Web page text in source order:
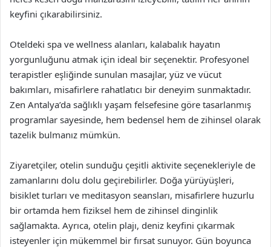
keyfini çıkarabilirsiniz.
Oteldeki spa ve wellness alanları, kalabalık hayatın
yorgunluğunu atmak için ideal bir seçenektir. Profesyonel
terapistler eşliğinde sunulan masajlar, yüz ve vücut
bakımları, misafirlere rahatlatıcı bir deneyim sunmaktadır.
Zen Antalya’da sağlıklı yaşam felsefesine göre tasarlanmış
programlar sayesinde, hem bedensel hem de zihinsel olarak
tazelik bulmanız mümkün.
Ziyaretçiler, otelin sunduğu çeşitli aktivite seçenekleriyle de
zamanlarını dolu dolu geçirebilirler. Doğa yürüyüşleri,
bisiklet turları ve meditasyon seansları, misafirlere huzurlu
bir ortamda hem fiziksel hem de zihinsel dinginlik
sağlamakta. Ayrıca, otelin plajı, deniz keyfini çıkarmak
isteyenler için mükemmel bir fırsat sunuyor. Gün boyunca